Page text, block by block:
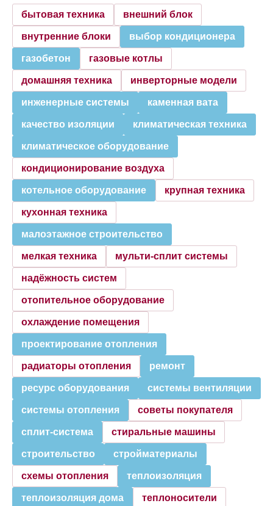
бытовая техника внешний блок
внутренние блоки выбор кондиционера
газобетон газовые котлы
домашняя техника инверторные модели
инженерные системы каменная вата
качество изоляции климатическая техника
климатическое оборудование
кондиционирование воздуха
котельное оборудование крупная техника
кухонная техника
малоэтажное строительство
мелкая техника мульти-сплит системы
надёжность систем
отопительное оборудование
охлаждение помещения
проектирование отопления
радиаторы отопления ремонт
ресурс оборудования системы вентиляции
системы отопления советы покупателя
сплит-система стиральные машины
строительство стройматериалы
схемы отопления теплоизоляция
теплоизоляция дома теплоносители